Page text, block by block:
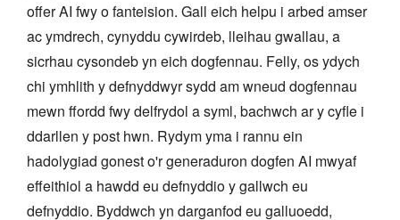
offer AI fwy o fanteision. Gall eich helpu i arbed amser
ac ymdrech, cynyddu cywirdeb, lleihau gwallau, a
sicrhau cysondeb yn eich dogfennau. Felly, os ydych
chi ymhlith y defnyddwyr sydd am wneud dogfennau
mewn ffordd fwy delfrydol a syml, bachwch ar y cyfle i
ddarllen y post hwn. Rydym yma i rannu ein
hadolygiad gonest o'r generaduron dogfen AI mwyaf
effeithiol a hawdd eu defnyddio y gallwch eu
defnyddio. Byddwch yn darganfod eu galluoedd,